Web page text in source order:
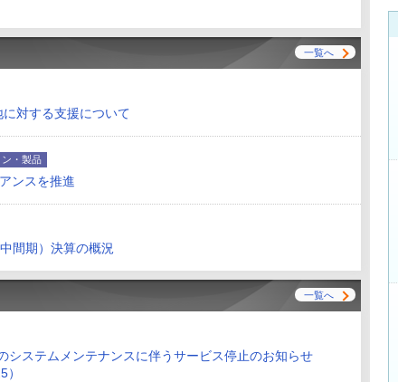
一覧へ
に対する支援について
・製品
ンスを推進
間期）決算の概況
一覧へ
システムメンテナンスに伴うサービス停止のお知らせ